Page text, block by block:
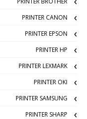
PRINTER CANON
PRINTER EPSON
PRINTER HP
PRINTER LEXMARK
PRINTER OKI
PRINTER SAMSUNG
PRINTER SHARP